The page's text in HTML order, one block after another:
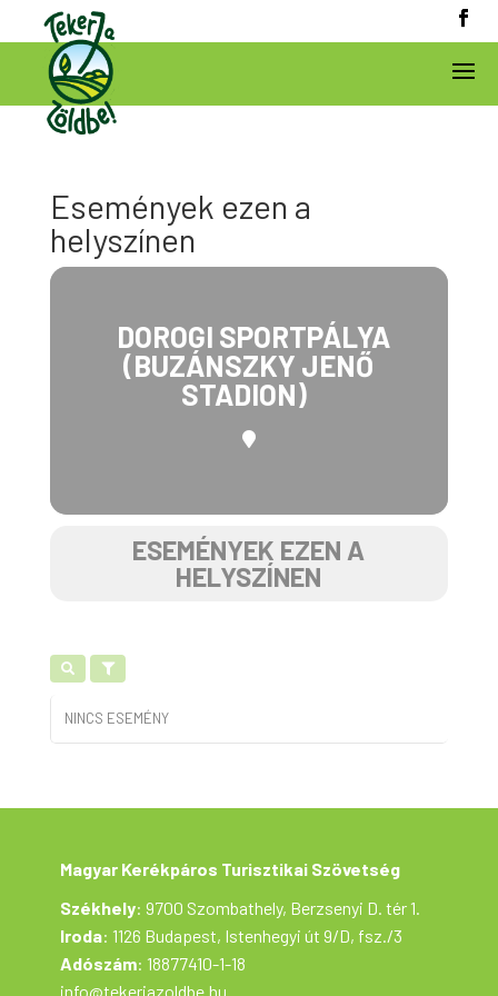
Események ezen a
helyszínen
DOROGI SPORTPÁLYA
(BUZÁNSZKY JENŐ
STADION)
ESEMÉNYEK EZEN A
HELYSZÍNEN
NINCS ESEMÉNY
Magyar Kerékpáros Turisztikai Szövetség
Székhely: 9700 Szombathely, Berzsenyi D. tér 1.
Iroda: 1126 Budapest, Istenhegyi út 9/D, fsz./3
Adószám: 18877410-1-18
info@tekerjazoldbe.hu